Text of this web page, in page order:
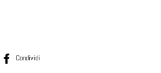
Condividi